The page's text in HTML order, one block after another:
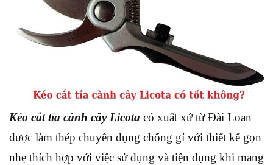
Kéo cắt tỉa cành cây Licota có xuất xứ từ Đài Loan
được làm thép chuyên dụng chống gỉ với thiết kế gọn
nhẹ thích hợp với việc sử dụng và tiện dụng khi mang